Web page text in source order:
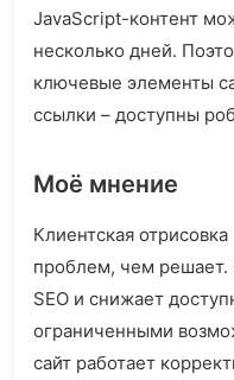
JavaScript-контент
несколько дней.
ключевые элементы
ссылки – доступны
Моё мнение
Клиентская
проблем, чем решает.
SEO и снижает
ограниченными
сайт работает